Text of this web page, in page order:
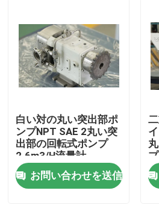
白い対の丸い突出部ポ
ンプNPT SAE 2丸い突
出部の回転式ポンプ
2.6m3/H流量計
お問い合わせを送信
プ